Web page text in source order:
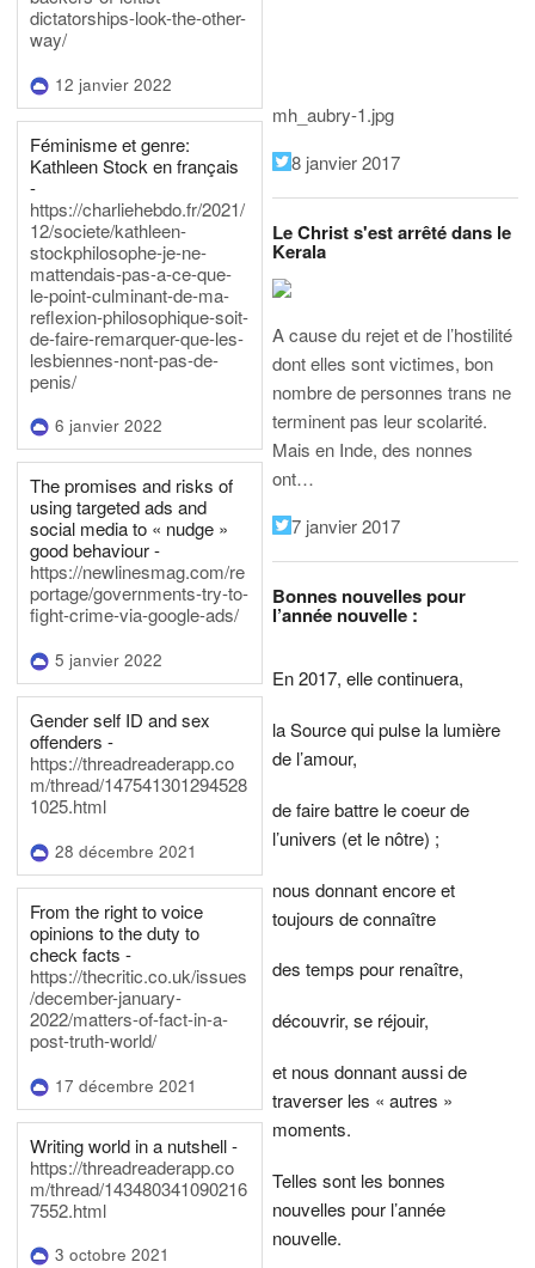
dictatorships-look-the-other-
way/
12 janvier 2022
Féminisme et genre:
Kathleen Stock en français
-
https://charliehebdo.fr/2021/
12/societe/kathleen-
stockphilosophe-je-ne-
mattendais-pas-a-ce-que-
le-point-culminant-de-ma-
reflexion-philosophique-soit-
de-faire-remarquer-que-les-
lesbiennes-nont-pas-de-
penis/
6 janvier 2022
The promises and risks of
using targeted ads and
social media to « nudge »
good behaviour -
https://newlinesmag.com/re
portage/governments-try-to-
fight-crime-via-google-ads/
5 janvier 2022
Gender self ID and sex
offenders -
https://threadreaderapp.co
m/thread/147541301294528
1025.html
28 décembre 2021
From the right to voice
opinions to the duty to
check facts -
https://thecritic.co.uk/issues
/december-january-
2022/matters-of-fact-in-a-
post-truth-world/
17 décembre 2021
Writing world in a nutshell -
https://threadreaderapp.co
m/thread/143480341090216
7552.html
3 octobre 2021
mh_aubry-1.jpg
8 janvier 2017
Le Christ s'est arrêté dans le
Kerala
A cause du rejet et de l’hostilité
dont elles sont victimes, bon
nombre de personnes trans ne
terminent pas leur scolarité.
Mais en Inde, des nonnes
ont…
7 janvier 2017
Bonnes nouvelles pour
l’année nouvelle :
En 2017, elle continuera,
la Source qui pulse la lumière
de l’amour,
de faire battre le coeur de
l’univers (et le nôtre) ;
nous donnant encore et
toujours de connaître
des temps pour renaître,
découvrir, se réjouir,
et nous donnant aussi de
traverser les « autres »
moments.
Telles sont les bonnes
nouvelles pour l’année
nouvelle.